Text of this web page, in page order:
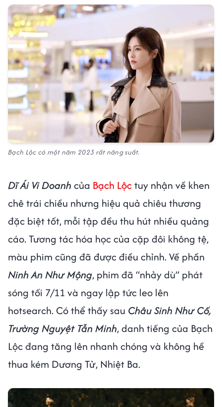
Bạch Lộc có một năm 2023 rất năng suất.
Dĩ Ái Vi Doanh của Bạch Lộctuy nhận về khen
chê trái chiều nhưng hiệu quả chiêu thương
đặc biệt tốt, mỗi tập đều thu hút nhiều quảng
cáo. Tương tác hóa học của cặp đôi không tệ,
màu phim cũng đã được điều chỉnh. Về phần
Ninh An Như Mộng, phim đã “nhảy dù” phát
sóng tối 7/11 và ngay lập tức leo lên
hotsearch. Có thể thấy sau Châu Sinh Như Cố,
Trường Nguyệt Tẫn Minh, danh tiếng của Bạch
Lộc đang tăng lên nhanh chóng và không hề
thua kém Dương Tử, Nhiệt Ba.